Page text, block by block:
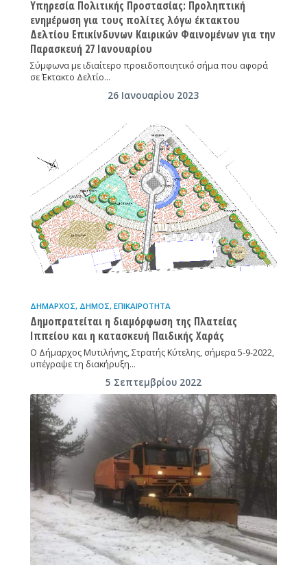
Υπηρεσία Πολιτικής Προστασίας: Προληπτική
ενημέρωση για τους πολίτες λόγω έκτακτου
Δελτίου Επικίνδυνων Καιρικών Φαινομένων για την
Παρασκευή 27 Ιανουαρίου
Σύμφωνα με ιδιαίτερο προειδοποιητικό σήμα που αφορά
σε Έκτακτο Δελτίο…
26 Ιανουαρίου 2023
ΔΉΜΑΡΧΟΣ, ΔΉΜΟΣ, ΕΠΙΚΑΙΡΌΤΗΤΑ
Δημοπρατείται η διαμόρφωση της Πλατείας
Ιππείου και η κατασκευή Παιδικής Χαράς
Ο Δήμαρχος Μυτιλήνης, Στρατής Κύτελης, σήμερα 5-9-2022,
υπέγραψε τη διακήρυξη…
5 Σεπτεμβρίου 2022